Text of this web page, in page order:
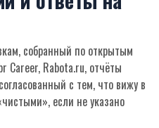
собранный по открытым
Career, Rabota.ru, отчёты
с тем, что вижу в
если не указано